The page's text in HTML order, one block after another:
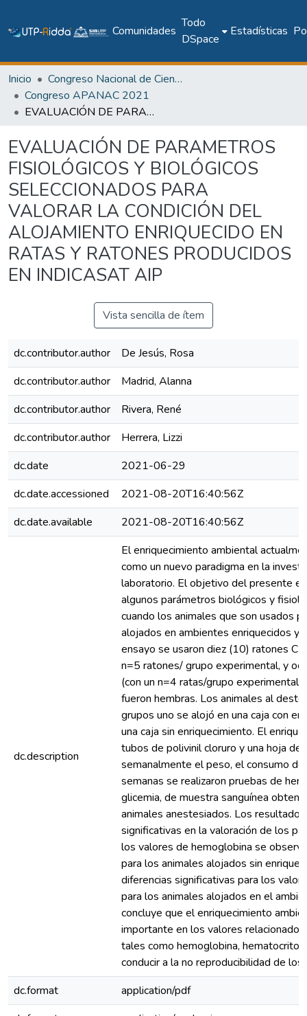
Comunidades
Todo
DSpace
Estadísticas
Inicio
Congreso Nacional de Ciencia y Tecnología – APANAC
Congreso APANAC 2021
EVALUACIÓN DE PARAMETROS FISIOLÓGICOS Y BIOLÓGICOS SELECCIONADOS PARA VALORAR LA CONDICIÓN DEL ALOJAMIENTO ENRIQUECIDO EN RATAS Y RATONES PRODUCIDOS EN INDICASAT AIP
EVALUACIÓN DE PARAMETROS
FISIOLÓGICOS Y BIOLÓGICOS
SELECCIONADOS PARA
VALORAR LA CONDICIÓN DEL
ALOJAMIENTO ENRIQUECIDO EN
RATAS Y RATONES PRODUCIDOS
EN INDICASAT AIP
Vista sencilla de ítem
dc.contributor.author
De Jesús, Rosa
dc.contributor.author
Madrid, Alanna
dc.contributor.author
Rivera, René
dc.contributor.author
Herrera, Lizzi
dc.date
2021-06-29
dc.date.accessioned
2021-08-20T16:40:56Z
dc.date.available
2021-08-20T16:40:56Z
dc.description
El enriquecimiento ambiental
como un nuevo paradigma en la
laboratorio. El objetivo del presente
algunos parámetros biológicos y
cuando los animales que son usados
alojados en ambientes enriquecidos y
ensayo se usaron diez (10) ratones
n=5 ratones/ grupo experimental, y
(con un n=4 ratas/grupo
fueron hembras. Los animales al
grupos uno se alojó en una caja con
una caja sin enriquecimiento. El
tubos de polivinil cloruro y una hoja
semanalmente el peso, el consumo
semanas se realizaron pruebas de
glicemia, de muestra sanguínea
animales anestesiados. Los
significativas en la valoración de los
los valores de hemoglobina se
para los animales alojados sin
diferencias significativas para los
para los animales alojados en el
concluye que el enriquecimiento
importante en los valores
tales como hemoglobina, hematocrito
conducir a la no reproducibilidad de
dc.format
application/pdf